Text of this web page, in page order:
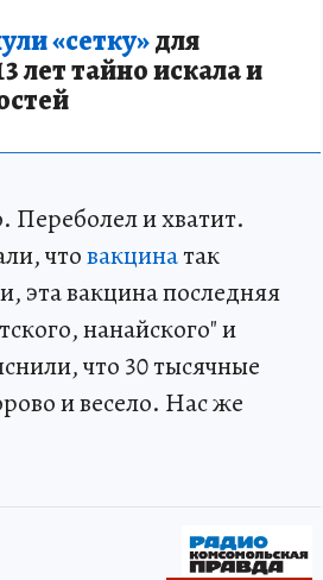
«сетку»для
лет тайно искала и
Переболел и хватит.
чтовакцинатак
эта вакцина последняя
нанайского" и
что 30 тысячные
и весело. Нас же